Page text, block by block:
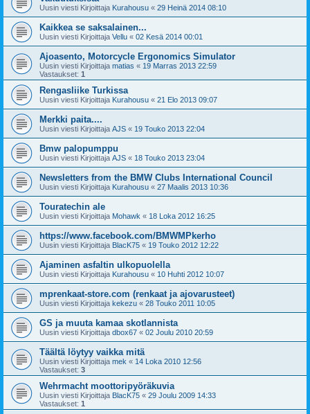
Uusin viesti Kirjoittaja Kurahousu « 29 Heinä 2014 08:10
Kaikkea se saksalainen...
Uusin viesti Kirjoittaja Vellu « 02 Kesä 2014 00:01
Ajoasento, Motorcycle Ergonomics Simulator
Uusin viesti Kirjoittaja matias « 19 Marras 2013 22:59
Vastaukset: 1
Rengasliike Turkissa
Uusin viesti Kirjoittaja Kurahousu « 21 Elo 2013 09:07
Merkki paita....
Uusin viesti Kirjoittaja AJS « 19 Touko 2013 22:04
Bmw palopumppu
Uusin viesti Kirjoittaja AJS « 18 Touko 2013 23:04
Newsletters from the BMW Clubs International Council
Uusin viesti Kirjoittaja Kurahousu « 27 Maalis 2013 10:36
Touratechin ale
Uusin viesti Kirjoittaja Mohawk « 18 Loka 2012 16:25
https://www.facebook.com/BMWMPkerho
Uusin viesti Kirjoittaja BlacK75 « 19 Touko 2012 12:22
Ajaminen asfaltin ulkopuolella
Uusin viesti Kirjoittaja Kurahousu « 10 Huhti 2012 10:07
mprenkaat-store.com (renkaat ja ajovarusteet)
Uusin viesti Kirjoittaja kekezu « 28 Touko 2011 10:05
GS ja muuta kamaa skotlannista
Uusin viesti Kirjoittaja dbox67 « 02 Joulu 2010 20:59
Täältä löytyy vaikka mitä
Uusin viesti Kirjoittaja mek « 14 Loka 2010 12:56
Vastaukset: 3
Wehrmacht moottoripyöräkuvia
Uusin viesti Kirjoittaja BlacK75 « 29 Joulu 2009 14:33
Vastaukset: 1